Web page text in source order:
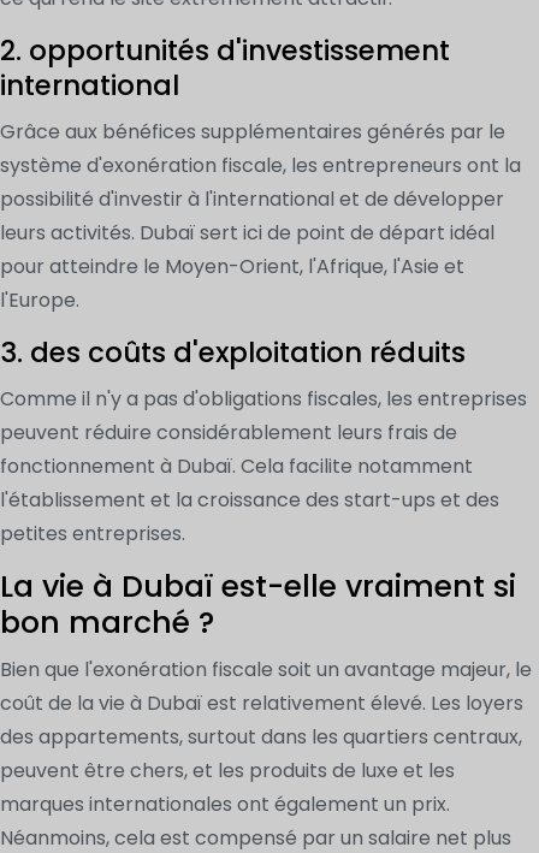
2. opportunités d'investissement
international
Grâce aux bénéfices supplémentaires générés par le
système d'exonération fiscale, les entrepreneurs ont la
possibilité d'investir à l'international et de développer
leurs activités. Dubaï sert ici de point de départ idéal
pour atteindre le Moyen-Orient, l'Afrique, l'Asie et
l'Europe.
3. des coûts d'exploitation réduits
Comme il n'y a pas d'obligations fiscales, les entreprises
peuvent réduire considérablement leurs frais de
fonctionnement à Dubaï. Cela facilite notamment
l'établissement et la croissance des start-ups et des
petites entreprises.
La vie à Dubaï est-elle vraiment si
bon marché ?
Bien que l'exonération fiscale soit un avantage majeur, le
coût de la vie à Dubaï est relativement élevé. Les loyers
des appartements, surtout dans les quartiers centraux,
peuvent être chers, et les produits de luxe et les
marques internationales ont également un prix.
Néanmoins, cela est compensé par un salaire net plus